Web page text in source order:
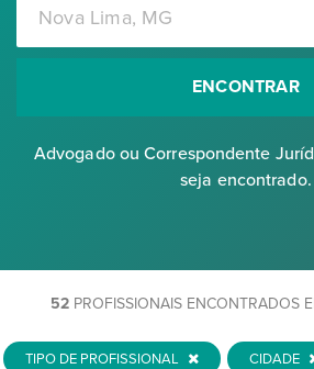
ENCONTRAR
Advogado ou Correspondente
seja encontrado.
52PROFISSIONAIS ENCONTRADOS
TIPO DE PROFISSIONAL CIDADE